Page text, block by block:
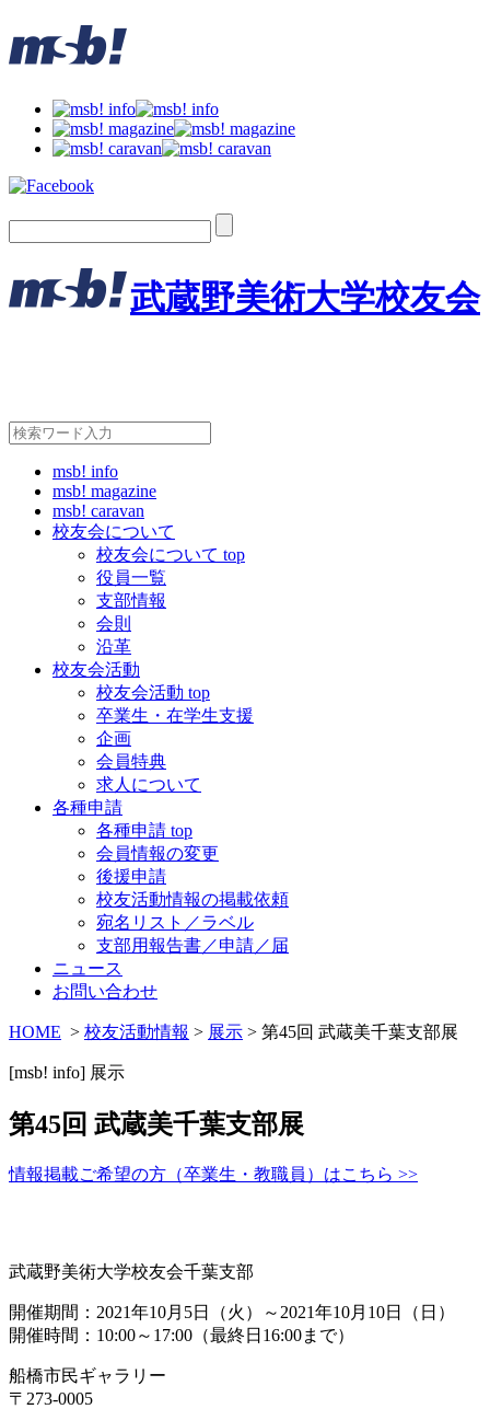
武蔵野美術大学校友会
msb! info
msb! magazine
msb! caravan
校友会について
校友会について top
役員一覧
支部情報
会則
沿革
校友会活動
校友会活動 top
卒業生・在学生支援
企画
会員特典
求人について
各種申請
各種申請 top
会員情報の変更
後援申請
校友活動情報の掲載依頼
宛名リスト／ラベル
支部用報告書／申請／届
ニュース
お問い合わせ
HOME > 校友活動情報 > 展示 > 第45回 武蔵美千葉支部展
[msb! info] 展示
第45回 武蔵美千葉支部展
情報掲載ご希望の方（卒業生・教職員）はこちら >>
武蔵野美術大学校友会千葉支部
開催期間：2021年10月5日（火）～2021年10月10日（日）
開催時間：10:00～17:00（最終日16:00まで）
船橋市民ギャラリー
〒273-0005